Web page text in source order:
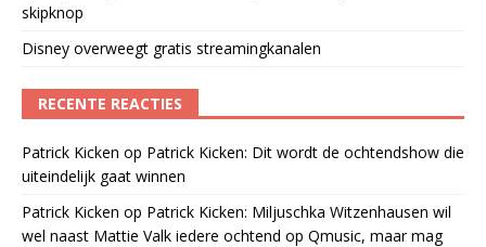
skipknop
Disney overweegt gratis streamingkanalen
RECENTE REACTIES
Patrick Kicken op Patrick Kicken: Dit wordt de ochtendshow die
uiteindelijk gaat winnen
Patrick Kicken op Patrick Kicken: Miljuschka Witzenhausen wil
wel naast Mattie Valk iedere ochtend op Qmusic, maar mag